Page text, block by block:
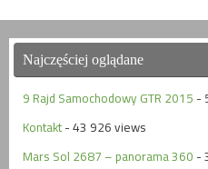
Najczęściej oglądane
9 Rajd Samochodowy GTR 2015 -
Kontakt - 43 926 views
Mars Sol 2687 – panorama 360 -